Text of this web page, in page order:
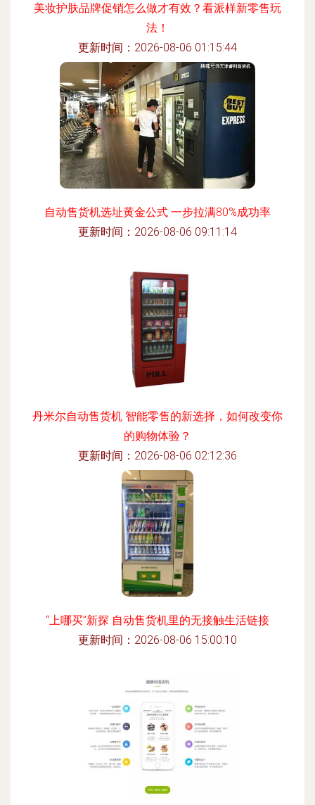
美妆护肤品牌促销怎么做才有效？看派样新零售玩
法！
更新时间：2026-08-06 01:15:44
自动售货机选址黄金公式 一步拉满80%成功率
更新时间：2026-08-06 09:11:14
丹米尔自动售货机 智能零售的新选择，如何改变你
的购物体验？
更新时间：2026-08-06 02:12:36
“上哪买”新探 自动售货机里的无接触生活链接
更新时间：2026-08-06 15:00:10